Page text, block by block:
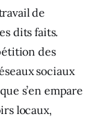
de
dits faits.
des
sociaux
s’en empare
locaux,